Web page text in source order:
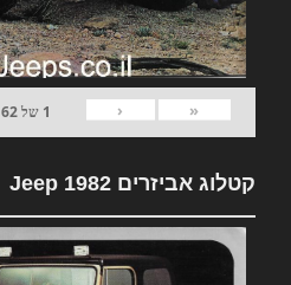
«
‹
1 של62
קטלוג אביזרים 1982 Jeep